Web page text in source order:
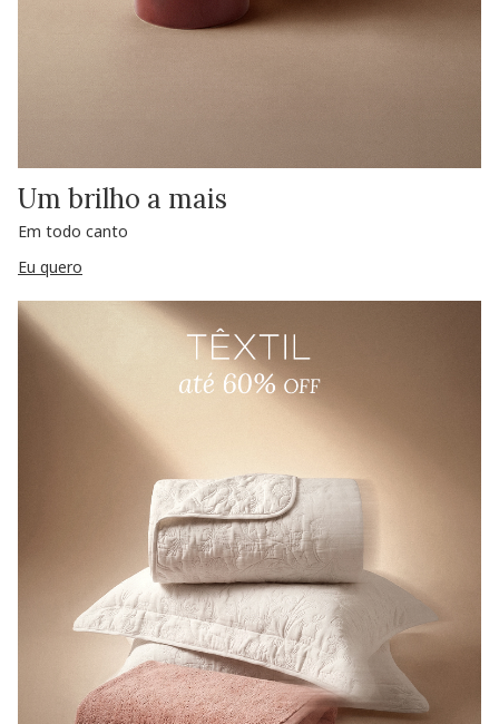
Um brilho a mais
Em todo canto
Eu quero